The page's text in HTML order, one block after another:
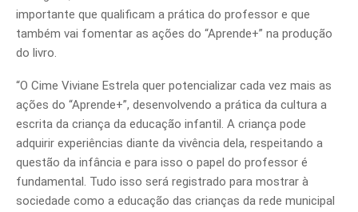
importante que qualificam a prática do professor e que
também vai fomentar as ações do “Aprende+” na produção
do livro.
“O Cime Viviane Estrela quer potencializar cada vez mais as
ações do “Aprende+”, desenvolvendo a prática da cultura a
escrita da criança da educação infantil. A criança pode
adquirir experiências diante da vivência dela, respeitando a
questão da infância e para isso o papel do professor é
fundamental. Tudo isso será registrado para mostrar à
sociedade como a educação das crianças da rede municipal